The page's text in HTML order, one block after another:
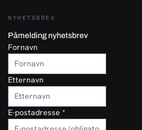
NYHETSBREV
Påmelding nyhetsbrev
Fornavn
Etternavn
E-postadresse *